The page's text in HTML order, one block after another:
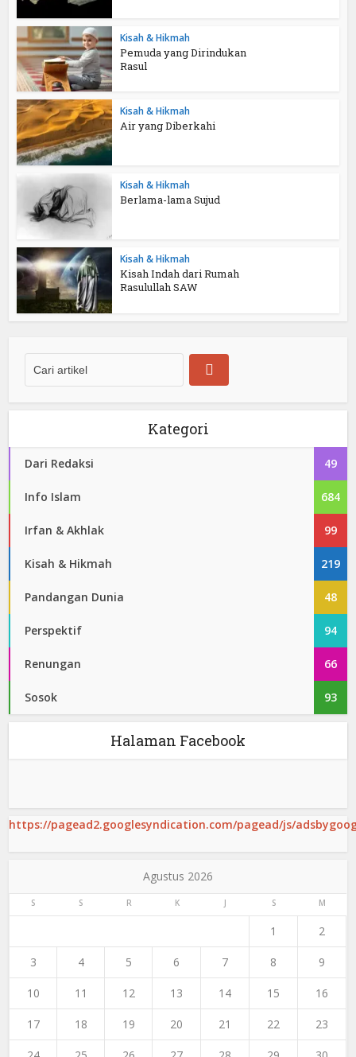
Kisah & Hikmah
Pemuda yang Dirindukan
Rasul
Kisah & Hikmah
Air yang Diberkahi
Kisah & Hikmah
Berlama-lama Sujud
Kisah & Hikmah
Kisah Indah dari Rumah
Rasulullah SAW
Kategori
Dari Redaksi 49
Info Islam 684
Irfan & Akhlak 99
Kisah & Hikmah 219
Pandangan Dunia 48
Perspektif 94
Renungan 66
Sosok 93
Halaman Facebook
https://pagead2.googlesyndication.com/pagead/js/
Agustus 2026
S S R K J S M
1 2
3 4 5 6 7 8 9
10 11 12 13 14 15 16
17 18 19 20 21 22 23